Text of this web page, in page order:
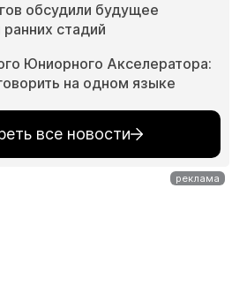
обсудили будущее
стадий
Юниорного Акселератора:
на одном языке
все новости